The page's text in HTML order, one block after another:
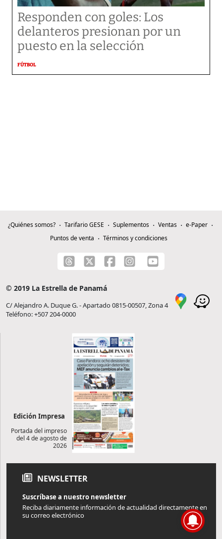
Responden con goles: Los
delanteros presionan por un
puesto en la selección
FÚTBOL
¿Quiénes somos? Tarifario GESE Suplementos Ventas
e-Paper
Puntos de venta
Términos y condiciones
© 2019 La Estrella de Panamá
C/ Alejandro A. Duque G. - Apartado 0815-00507, Zona 4
Teléfono: +507 204-0000
Edición Impresa
Portada del impreso
del 4 de agosto de
2026
NEWSLETTER
Suscríbase a nuestro newsletter
Reciba diariamente información de actualidad directamente en
su correo electrónico